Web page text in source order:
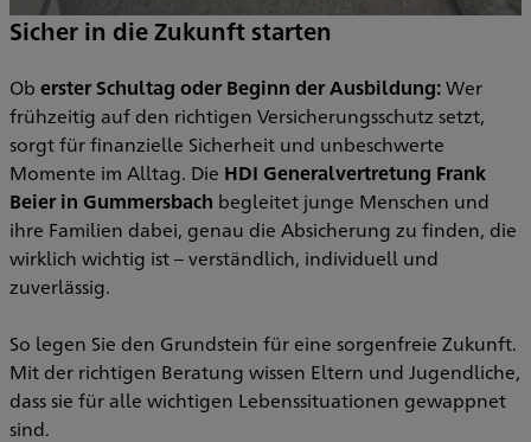
Sicher in die Zukunft starten
Ob erster Schultag oder Beginn der Ausbildung:Wer
frühzeitig auf den richtigen Versicherungsschutz setzt,
sorgt für finanzielle Sicherheit und unbeschwerte
Momente im Alltag. Die HDI Generalvertretung Frank
Beier in Gummersbach begleitet junge Menschen und
ihre Familien dabei, genau die Absicherung zu finden, die
wirklich wichtig ist – verständlich, individuell und
zuverlässig.
So legen Sie den Grundstein für eine sorgenfreie Zukunft.
Mit der richtigen Beratung wissen Eltern und Jugendliche,
dass sie für alle wichtigen Lebenssituationen gewappnet
sind.